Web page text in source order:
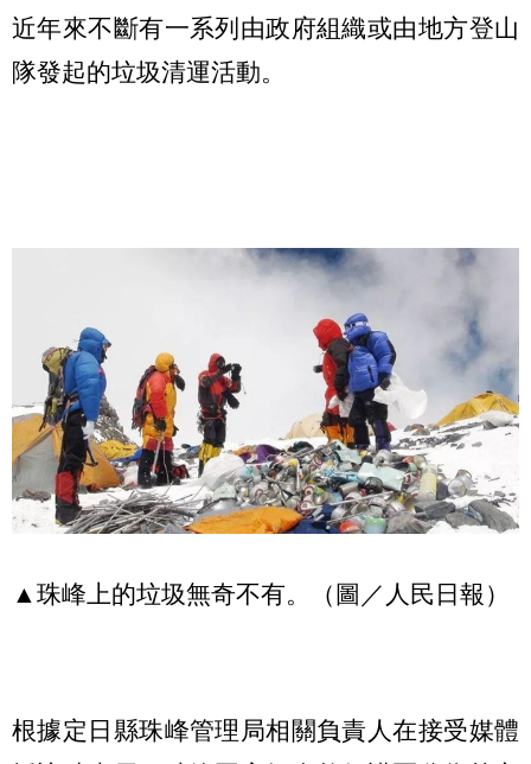
近年來不斷有一系列由政府組織或由地方登山
隊發起的垃圾清運活動。
▲珠峰上的垃圾無奇不有。（圖／人民日報）
根據定日縣珠峰管理局相關負責人在接受媒體